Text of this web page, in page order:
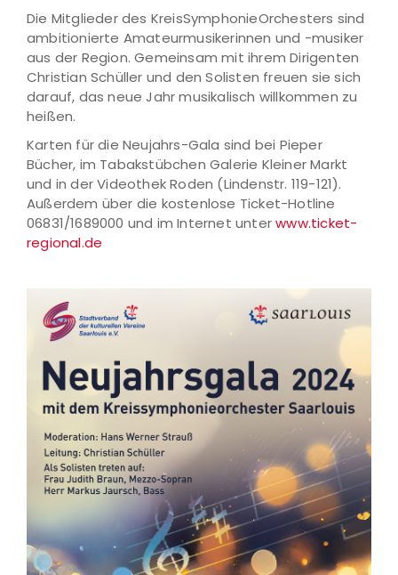
Die Mitglieder des KreisSymphonieOrchesters sind
ambitionierte Amateurmusikerinnen und -musiker
aus der Region. Gemeinsam mit ihrem Dirigenten
Christian Schüller und den Solisten freuen sie sich
darauf, das neue Jahr musikalisch willkommen zu
heißen.
Karten für die Neujahrs-Gala sind bei Pieper
Bücher, im Tabakstübchen Galerie Kleiner Markt
und in der Videothek Roden (Lindenstr. 119-121).
Außerdem über die kostenlose Ticket-Hotline
06831/1689000 und im Internet unterwww.ticket-
regional.de